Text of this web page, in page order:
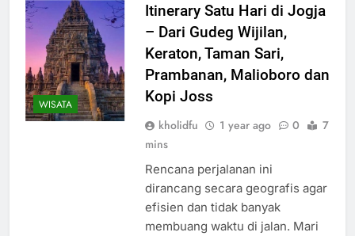
WISATA
Itinerary Satu Hari di Jogja
– Dari Gudeg Wijilan,
Keraton, Taman Sari,
Prambanan, Malioboro dan
Kopi Joss
kholidfu 1 year ago 0
7
mins
Rencana perjalanan ini
dirancang secara geografis agar
efisien dan tidak banyak
membuang waktu di jalan. Mari